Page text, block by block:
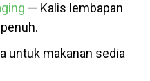
— Kalis lembapan
untuk makanan sedia